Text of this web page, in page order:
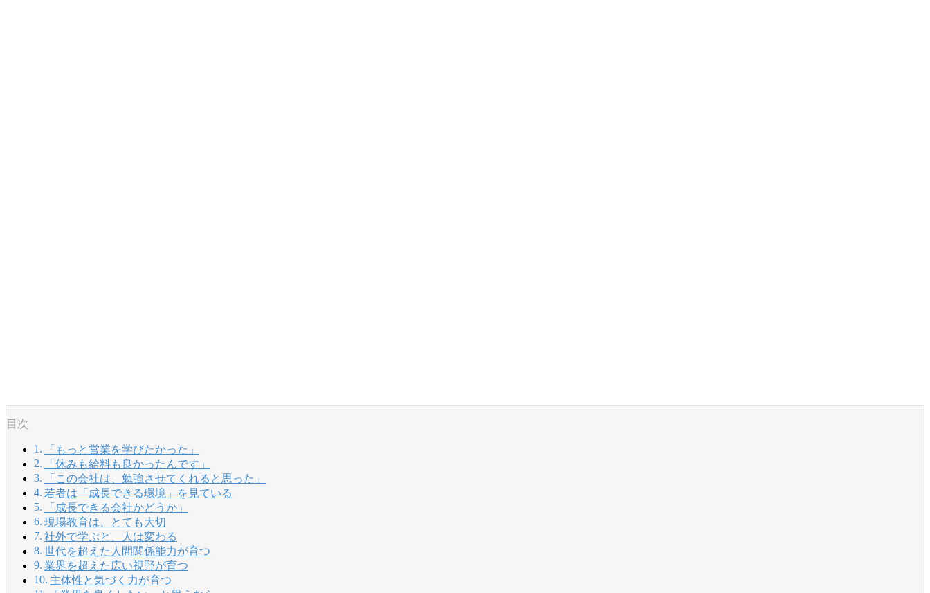
目次
「もっと営業を学びたかった」
「休みも給料も良かったんです」
「この会社は、勉強させてくれると思った」
若者は「成長できる環境」を見ている
「成長できる会社かどうか」
現場教育は、とても大切
社外で学ぶと、人は変わる
世代を超えた人間関係能力が育つ
業界を超えた広い視野が育つ
主体性と気づく力が育つ